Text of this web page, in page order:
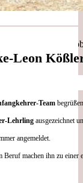
Leon
Team
Lehrling ausgezeichnet
angemeldet.
machen ihn zu
Problem